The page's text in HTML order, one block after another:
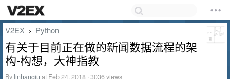
V2EX › Python
有关于目前正在做的新闻数据流程的架
构-构想，大神指教
By linhanqiu at Feb 24, 2018 · 3036 views